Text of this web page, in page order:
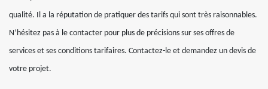
qualité. Il a la réputation de pratiquer des tarifs qui sont très raisonnables.
N’hésitez pas à le contacter pour plus de précisions sur ses offres de
services et ses conditions tarifaires. Contactez-le et demandez un devis de
votre projet.